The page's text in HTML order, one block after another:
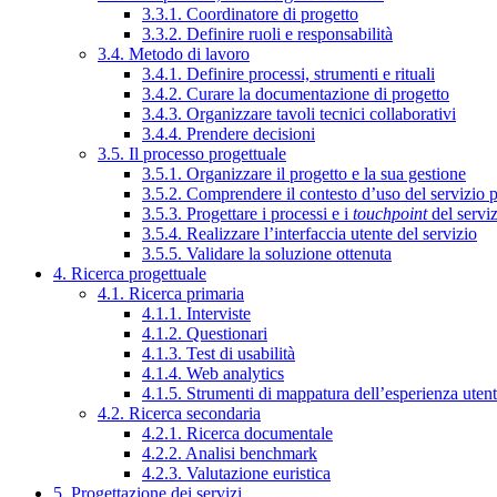
3.3.1. Coordinatore di progetto
3.3.2. Definire ruoli e responsabilità
3.4. Metodo di lavoro
3.4.1. Definire processi, strumenti e rituali
3.4.2. Curare la documentazione di progetto
3.4.3. Organizzare tavoli tecnici collaborativi
3.4.4. Prendere decisioni
3.5. Il processo progettuale
3.5.1. Organizzare il progetto e la sua gestione
3.5.2. Comprendere il contesto d’uso del servizio
3.5.3. Progettare i processi e i touchpointdel
3.5.4. Realizzare l’interfaccia utente del servizio
3.5.5. Validare la soluzione ottenuta
4. Ricerca progettuale
4.1. Ricerca primaria
4.1.1. Interviste
4.1.2. Questionari
4.1.3. Test di usabilità
4.1.4. Web analytics
4.1.5. Strumenti di mappatura dell’esperienza
4.2. Ricerca secondaria
4.2.1. Ricerca documentale
4.2.2. Analisi benchmark
4.2.3. Valutazione euristica
5. Progettazione dei servizi